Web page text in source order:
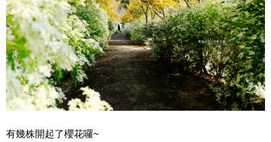
有幾株開起了櫻花囉~